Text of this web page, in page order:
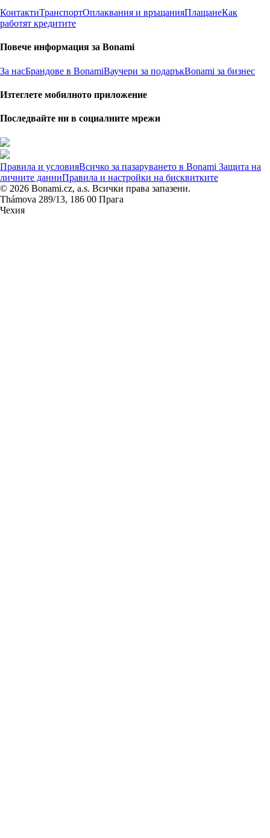
КонтактиТранспортОплаквания и връщанияПлащанеКак
работят кредитите
Повече информация за Bonami
За насБрандове в BonamiВаучери за подаръкBonami за бизнес
Изтеглете мобилното приложение
Последвайте ни в социалните мрежи
Правила и условияВсичко за пазаруването в Bonami Защита на
личните данниПравила и настройки на бисквитките
© 2026 Bonami.cz, a.s. Всички права запазени.
Thámova 289/13, 186 00 Прага
Чехия